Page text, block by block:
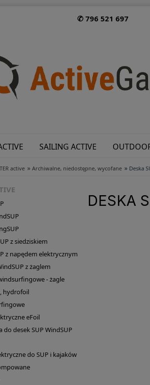
✆ 796 521 697
SAILING ACTIVE
active » Archiwalne, niedostępne, wycofane » Deska
z siedziskiem
z napędem elektrycznym
z żaglem
- żagle
hydrofoil
eFoil
do desek SUP WindSUP
do SUP i kajaków
DESKA